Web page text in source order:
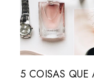
5 COISAS QUE